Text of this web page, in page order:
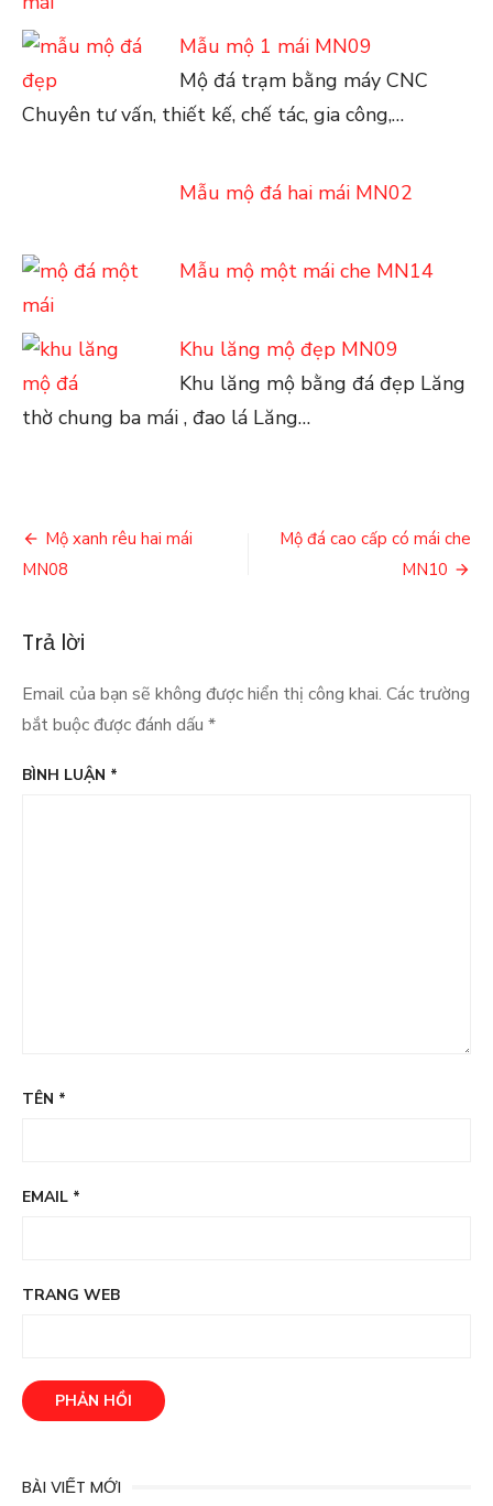
Mẫu mộ 1 mái MN09
Mộ đá trạm bằng máy CNC
Chuyên tư vấn, thiết kế, chế tác, gia công,…
Mẫu mộ đá hai mái MN02
Mẫu mộ một mái che MN14
Khu lăng mộ đẹp MN09
Khu lăng mộ bằng đá đẹp Lăng
thờ chung ba mái , đao lá Lăng…
Điều
hướng
viết
Mộ xanh rêu hai mái
MN08
Mộ đá cao cấp có mái che
MN10
Trả lời
Email của bạn sẽ không được hiển thị công khai. Các trường
bắt buộc được đánh dấu *
BÌNH LUẬN *
TÊN *
EMAIL *
TRANG WEB
BÀI VIẾT MỚI